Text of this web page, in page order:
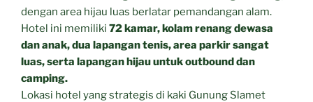
dengan area hijau luas berlatar pemandangan alam.
Hotel ini memiliki 72 kamar, kolam renang dewasa
dan anak, dua lapangan tenis, area parkir sangat
luas, serta lapangan hijau untuk outbound dan
camping.
Lokasi hotel yang strategis di kaki Gunung Slamet